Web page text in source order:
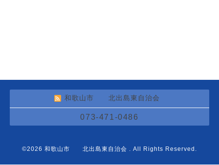
和歌山市 北出島東自治会
073-471-0486
©2026 和歌山市 北出島東自治会 . All Rights Reserved.